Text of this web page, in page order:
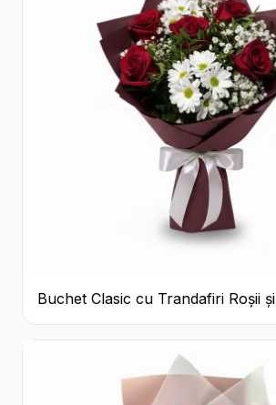
Buchet Clasic cu Trandafiri Roșii și
Crizanteme Albe